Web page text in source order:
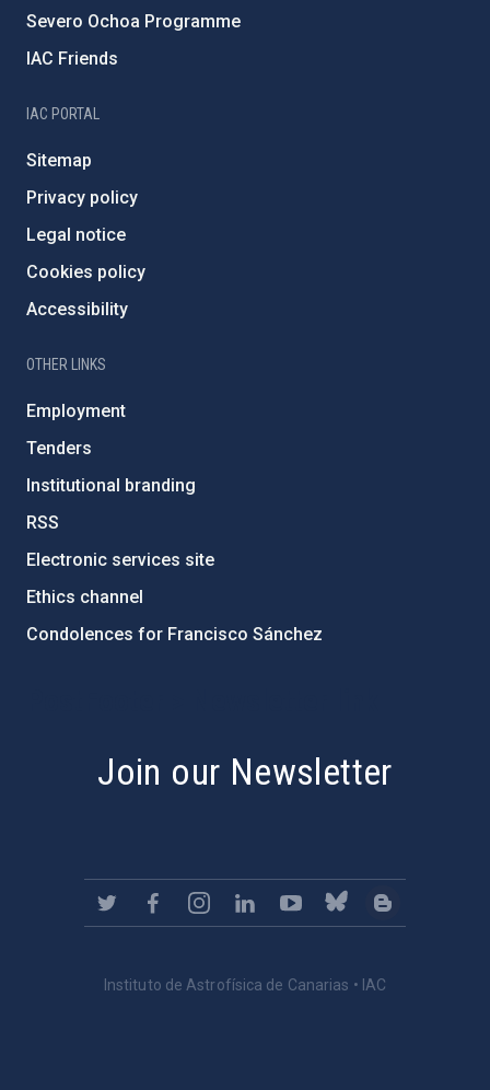
Severo Ochoa Programme
IAC Friends
IAC PORTAL
Sitemap
Privacy policy
Legal notice
Cookies policy
Accessibility
OTHER LINKS
Employment
Tenders
Institutional branding
RSS
Electronic services site
Ethics channel
Condolences for Francisco Sánchez
Join our Newsletter
Instituto de Astrofísica de Canarias • IAC